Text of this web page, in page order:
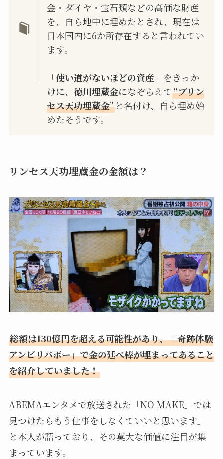
金・ダイヤ・宝石類などの高価な財産
を、自ら地中に埋めたとされ、現在は
日本国内に6か所存在すると言われてい
ます。
「使い道がないほどの資産」 をきっか
けに、 徳川埋蔵金になぞらえて“プリン
セス天功埋蔵金” と名付け、自ら埋め始
めたそうです。
リンセス天功埋蔵金の金額は？
総額は130億円を超える可能性があり、「奇跡体験
アンビリバボー」で金の延べ棒が埋まってあること
を紹介していました！
ABEMAエンタメで放送された「NO MAKE」では
見つけたらもう仕事をしなくていいと思います」
と本人が語っており、その莫大な価値に注目が集
まっています。